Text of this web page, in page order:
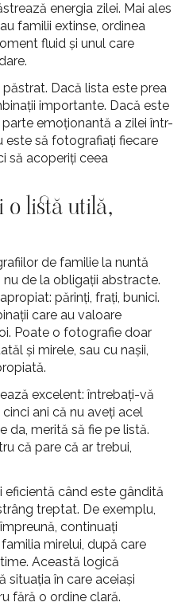
energia zilei. Mai ales
familii extinse, ordinea
fluid și unul care
păstrat. Dacă lista este prea
importante. Dacă este
emoționantă a zilei într-
este să fotografiați fiecare
să acoperiți ceea
o listă utilă,
de familie la nuntă
de la obligații abstracte.
părinți, frați, bunici.
care au valoare
Poate o fotografie doar
și mirele, sau cu nașii,
excelent: întrebați-vă
ani că nu aveți acel
da, merită să fie pe listă.
că pare că ar trebui,
eficientă când este gândită
treptat. De exemplu,
continuați
mirelui, după care
Această logică
situația în care aceiași
fără o ordine clară.